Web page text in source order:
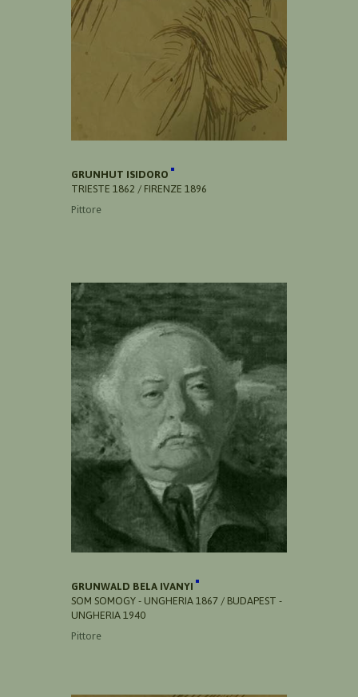
GRUNHUT ISIDORO
TRIESTE 1862 / FIRENZE 1896
Pittore
GRUNWALD BELA IVANYI
SOM SOMOGY - UNGHERIA 1867 / BUDAPEST -
UNGHERIA 1940
Pittore